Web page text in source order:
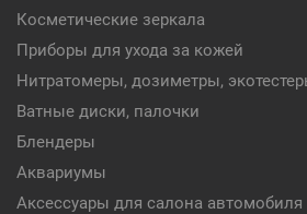
Косметические зеркала
Приборы для ухода за кожей
Нитратомеры, дозиметры,
Ватные диски, палочки
Блендеры
Аквариумы
Аксессуары для салона автомобиля